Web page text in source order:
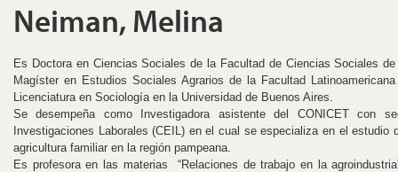
Neiman, Melina
Es Doctora en Ciencias Sociales de la Facultad de Ciencias Sociales
Magíster en Estudios Sociales Agrarios de la Facultad
Licenciatura en Sociología en la Universidad de Buenos Aires.
Se desempeña como Investigadora asistente del CONICET con
Investigaciones Laborales (CEIL) en el cual se especializa en el estudio
agricultura familiar en la región pampeana.
Es profesora en las materias “Relaciones de trabajo en la